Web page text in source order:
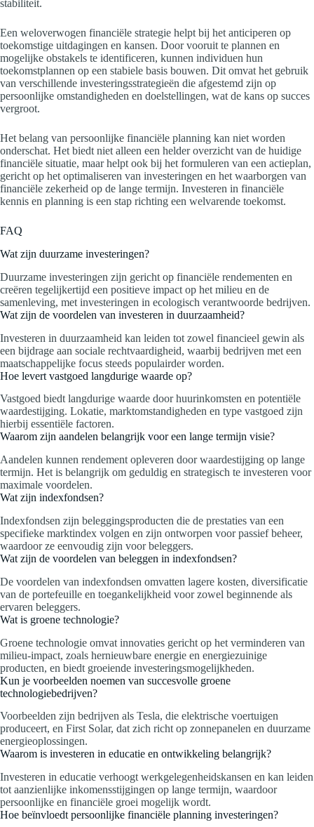
stabiliteit.
Een weloverwogen financiële strategie helpt bij het anticiperen op
toekomstige uitdagingen en kansen. Door vooruit te plannen en
mogelijke obstakels te identificeren, kunnen individuen hun
toekomstplannen op een stabiele basis bouwen. Dit omvat het gebruik
van verschillende investeringsstrategieën die afgestemd zijn op
persoonlijke omstandigheden en doelstellingen, wat de kans op succes
vergroot.
Het belang van persoonlijke financiële planning kan niet worden
onderschat. Het biedt niet alleen een helder overzicht van de huidige
financiële situatie, maar helpt ook bij het formuleren van een actieplan,
gericht op het optimaliseren van investeringen en het waarborgen van
financiële zekerheid op de lange termijn. Investeren in financiële
kennis en planning is een stap richting een welvarende toekomst.
FAQ
Wat zijn duurzame investeringen?
Duurzame investeringen zijn gericht op financiële rendementen en
creëren tegelijkertijd een positieve impact op het milieu en de
samenleving, met investeringen in ecologisch verantwoorde bedrijven.
Wat zijn de voordelen van investeren in duurzaamheid?
Investeren in duurzaamheid kan leiden tot zowel financieel gewin als
een bijdrage aan sociale rechtvaardigheid, waarbij bedrijven met een
maatschappelijke focus steeds populairder worden.
Hoe levert vastgoed langdurige waarde op?
Vastgoed biedt langdurige waarde door huurinkomsten en potentiële
waardestijging. Lokatie, marktomstandigheden en type vastgoed zijn
hierbij essentiële factoren.
Waarom zijn aandelen belangrijk voor een lange termijn visie?
Aandelen kunnen rendement opleveren door waardestijging op lange
termijn. Het is belangrijk om geduldig en strategisch te investeren voor
maximale voordelen.
Wat zijn indexfondsen?
Indexfondsen zijn beleggingsproducten die de prestaties van een
specifieke marktindex volgen en zijn ontworpen voor passief beheer,
waardoor ze eenvoudig zijn voor beleggers.
Wat zijn de voordelen van beleggen in indexfondsen?
De voordelen van indexfondsen omvatten lagere kosten, diversificatie
van de portefeuille en toegankelijkheid voor zowel beginnende als
ervaren beleggers.
Wat is groene technologie?
Groene technologie omvat innovaties gericht op het verminderen van
milieu-impact, zoals hernieuwbare energie en energiezuinige
producten, en biedt groeiende investeringsmogelijkheden.
Kun je voorbeelden noemen van succesvolle groene
technologiebedrijven?
Voorbeelden zijn bedrijven als Tesla, die elektrische voertuigen
produceert, en First Solar, dat zich richt op zonnepanelen en duurzame
energieoplossingen.
Waarom is investeren in educatie en ontwikkeling belangrijk?
Investeren in educatie verhoogt werkgelegenheidskansen en kan leiden
tot aanzienlijke inkomensstijgingen op lange termijn, waardoor
persoonlijke en financiële groei mogelijk wordt.
Hoe beïnvloedt persoonlijke financiële planning investeringen?